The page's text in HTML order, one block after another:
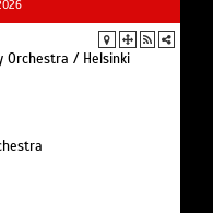
Platz für Oktober
Orchestra / Helsinki